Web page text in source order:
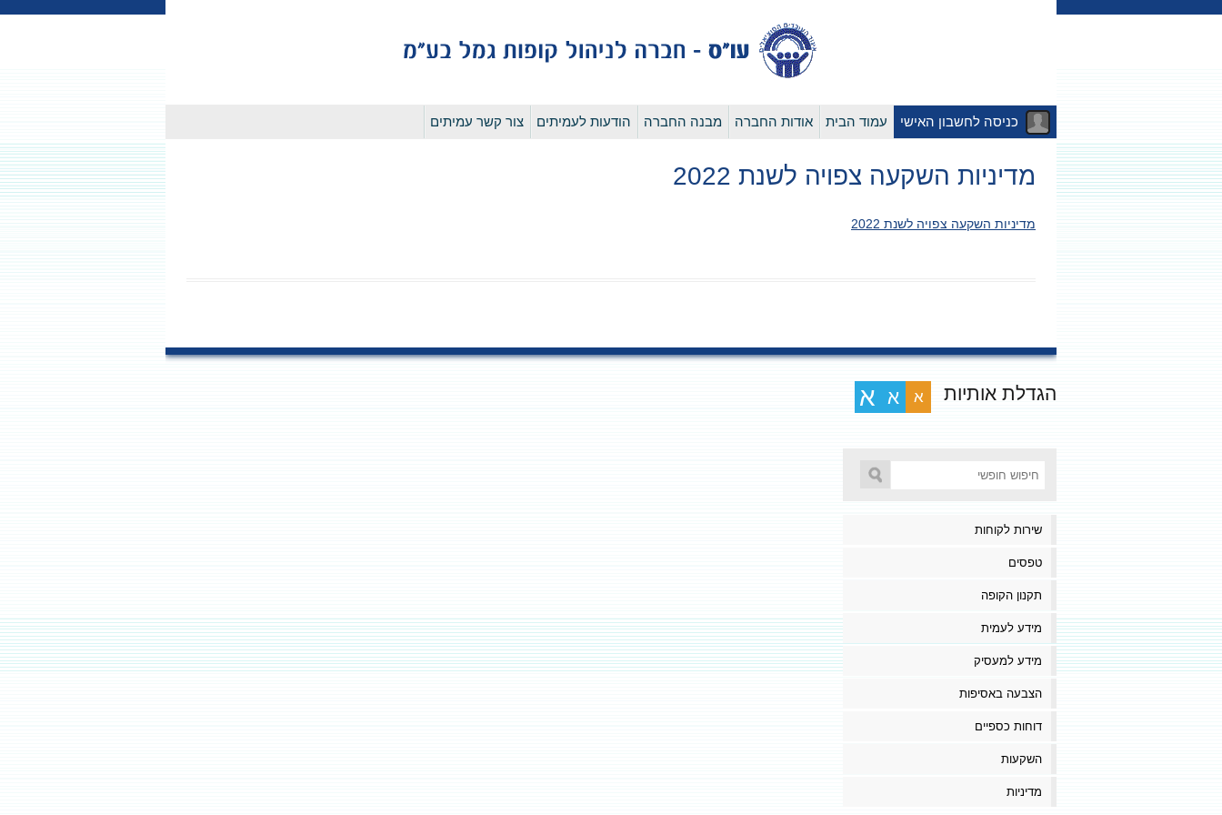
לדלג
כניסה לחשבון האישי עמוד הבית אודות החברה מבנה החברה הודעות לעמיתים צור קשר עמיתים
מדיניות השקעה צפויה לשנת 2022
מדיניות השקעה צפויה לשנת 2022
הגדלת אותיות א א א
שירות לקוחות
טפסים
תקנון הקופה
מידע לעמית
מידע למעסיק
הצבעה באסיפות
דוחות כספיים
השקעות
מדיניות